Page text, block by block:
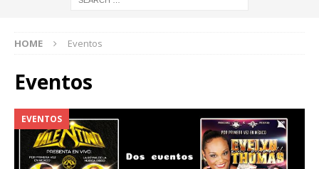
HOME Eventos
Eventos
EVENTOS